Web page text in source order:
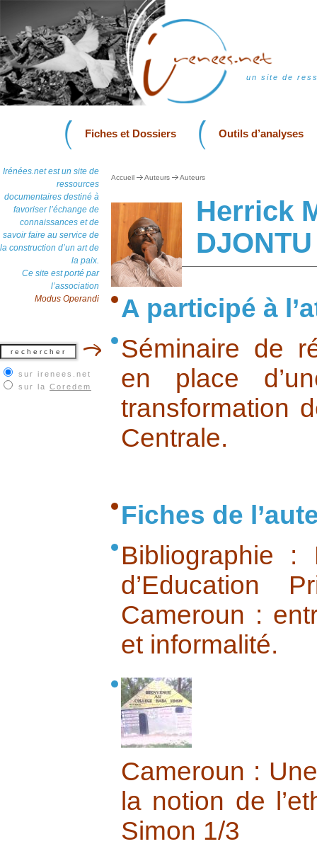
un site de
Fiches et Dossiers Outils d’analyses
Irénées.net est un site de
ressources
documentaires destiné à
favoriser l’échange de
connaissances et de
savoir faire au service de
la construction d’un art de
la paix.
Ce site est porté par
l’association
Modus Operandi
sur irenees.net
sur la Coredem
Accueil Auteurs Auteurs
Herrick
DJONTU
A participé à
Séminaire de
en place
transformation
Centrale.
Fiches de
Bibliographie
d’Education
Cameroun :
et informalité.
Cameroun :
la notion de
Simon 1/3